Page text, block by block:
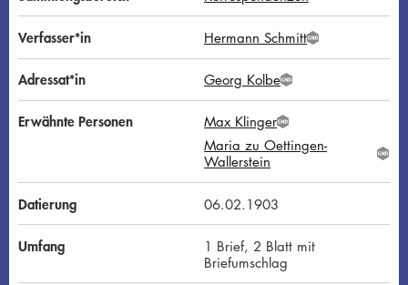
Verfasser*in Hermann SchmittG
N
Adressat*in Georg KolbeG
N
D
Erwähnte Personen Max KlingerG
N
Maria zu Oettingen-
Wallerstein
G
Datierung 06.02.1903
Umfang
1 Brief, 2 Blatt mit
Briefumschlag